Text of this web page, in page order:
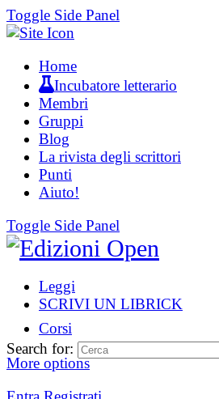
Toggle Side Panel
Home
Incubatore letterario
Membri
Gruppi
Blog
La rivista degli scrittori
Punti
Aiuto!
Toggle Side Panel
Leggi
SCRIVI UN LIBRICK
Corsi
More options
Search for: